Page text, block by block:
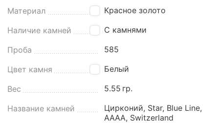
Материал
Красное золото
Наличие камней С камнями
Проба 585
Цвет камня Белый
Вес 5.55 гр.
Название камней
Цирконий, Star, Blue Line,
AAAA, Switzerland